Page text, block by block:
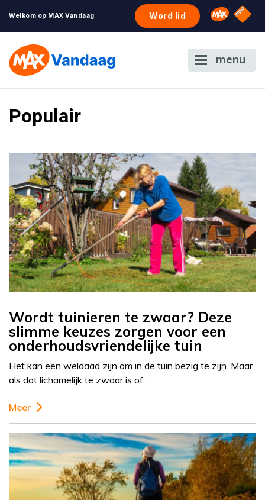
Welkom op MAX Vandaag Word lid Omroep
NPO
menu
Populair
Wordt tuinieren te zwaar? Deze
slimme keuzes zorgen voor een
onderhoudsvriendelijke tuin
Het kan een weldaad zijn om in de tuin bezig te zijn. Maar
als dat lichamelijk te zwaar is of…
Meer